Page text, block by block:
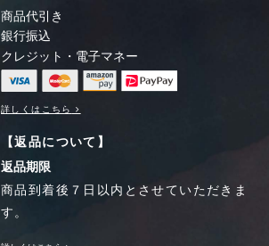
商品代引き
銀行振込
クレジット・電子マネー
詳しくはこちら
【返品について】
返品期限
商品到着後７日以内とさせていただきま
す。